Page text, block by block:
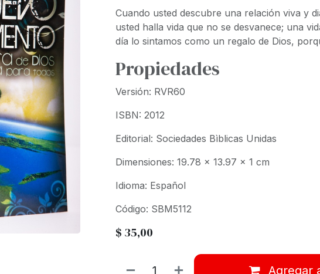
Cuando usted descubre una relación viva y
usted halla vida que no se desvanece; una
día lo sintamos como un regalo de Dios,
Propiedades
Versión: RVR60
ISBN: 2012
Editorial: Sociedades Bìblicas Unidas
Dimensiones: 19.78 x 13.97 x 1 cm
Idioma: Español
Código: SBM5112
$ 35,00
Agregar